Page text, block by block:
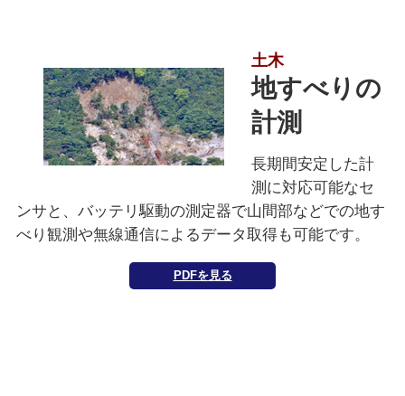
土木
地すべりの
計測
長期間安定した計
測に対応可能なセ
ンサと、バッテリ駆動の測定器で山間部などでの地す
べり観測や無線通信によるデータ取得も可能です。
PDFを見る